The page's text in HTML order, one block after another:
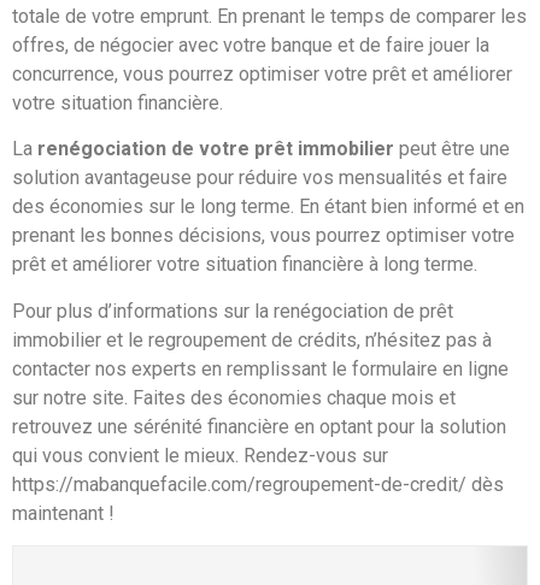
totale de votre emprunt. En prenant le temps de comparer les
offres, de négocier avec votre banque et de faire jouer la
concurrence, vous pourrez optimiser votre prêt et améliorer
votre situation financière.
La renégociation de votre prêt immobilier peut être une
solution avantageuse pour réduire vos mensualités et faire
des économies sur le long terme. En étant bien informé et en
prenant les bonnes décisions, vous pourrez optimiser votre
prêt et améliorer votre situation financière à long terme.
Pour plus d’informations sur la renégociation de prêt
immobilier et le regroupement de crédits, n’hésitez pas à
contacter nos experts en remplissant le formulaire en ligne
sur notre site. Faites des économies chaque mois et
retrouvez une sérénité financière en optant pour la solution
qui vous convient le mieux. Rendez-vous sur
https://mabanquefacile.com/regroupement-de-credit/ dès
maintenant !